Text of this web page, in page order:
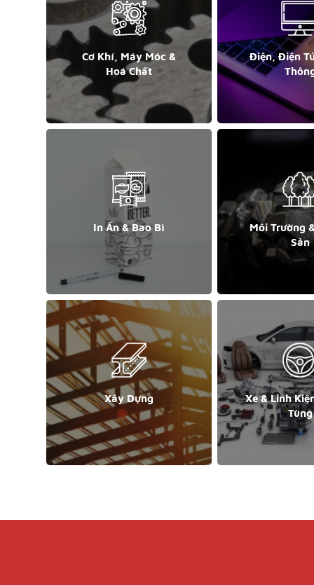
Cơ Khí, Máy Móc &
Hoá Chất
Điện, Điện
In Ấn & Bao Bì
Môi Trường
Sản
Xây Dựng
Xe & Linh
Tùng